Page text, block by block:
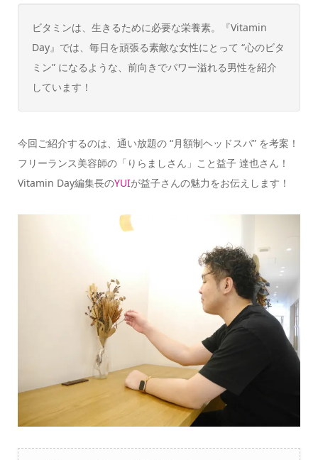
ビタミンは、生きるために必要な栄養素。『Vitamin
Day』では、毎日を頑張る素敵な女性にとって “心のビタ
ミン” になるような、前向きでパワー溢れる男性を紹介
しています！
今回ご紹介するのは、通い放題の “月額制ヘッドスパ” を考案！
フリーランス美容師の「りらましさん」こと益子 達也さん！
Vitamin Day編集長のYUIが益子さんの魅力をお伝えします！